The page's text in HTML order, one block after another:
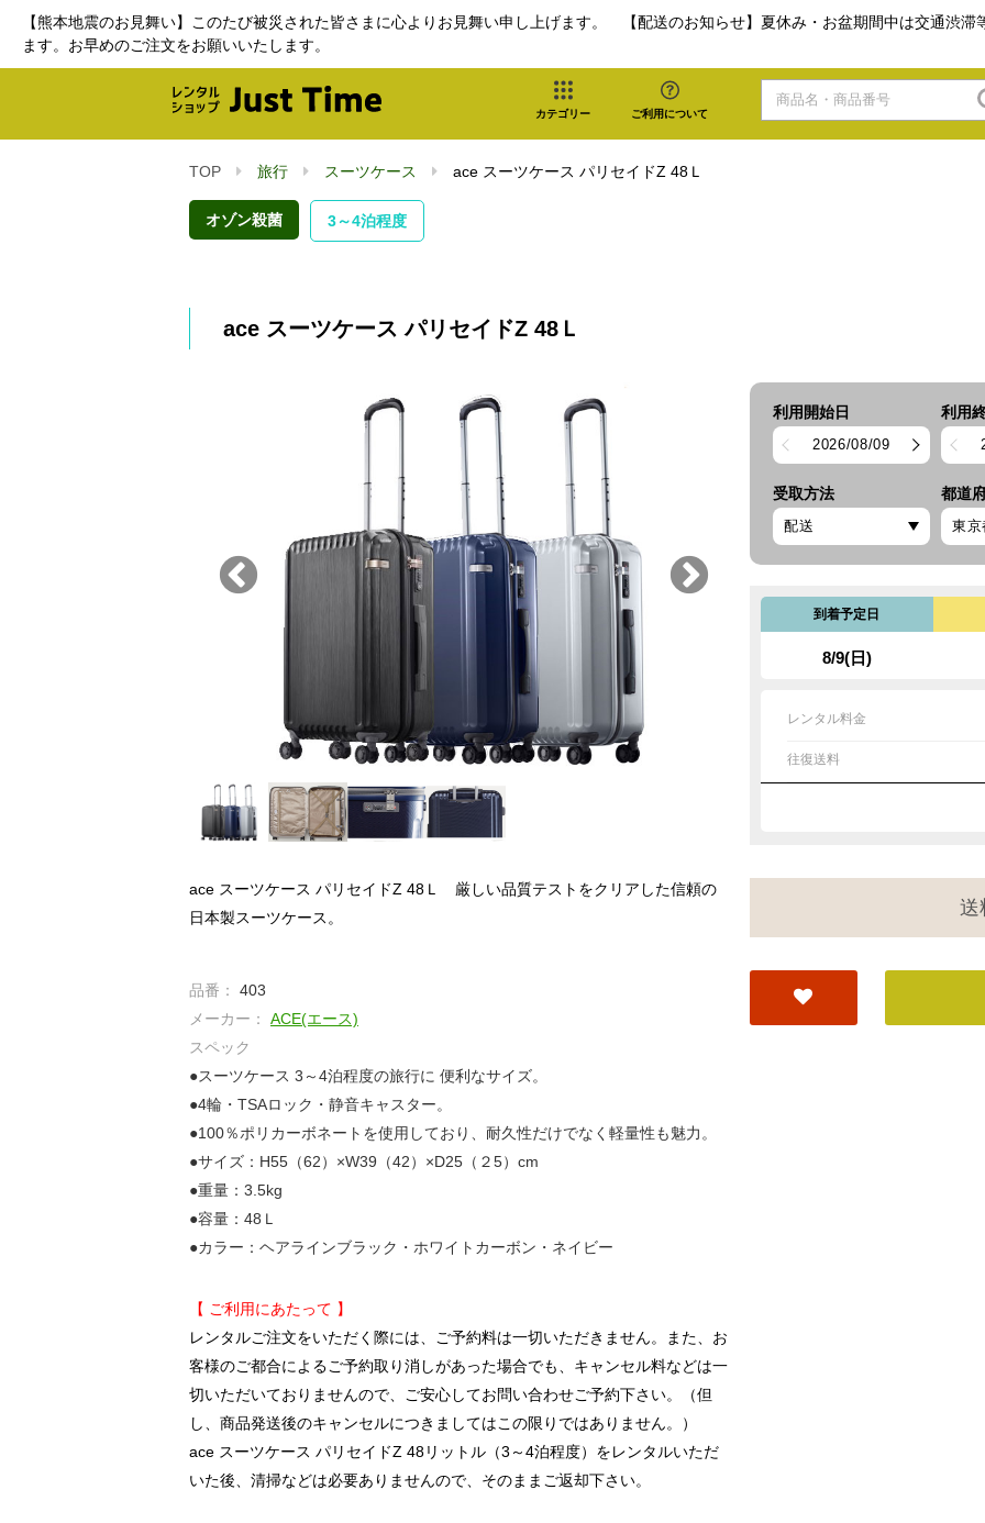
【熊本地震のお見舞い】このたび被災された皆さまに心よりお見舞い申し上げます。 【配送のお知らせ】夏休み・お盆期間中は交通渋
ます。お早めのご注文をお願いいたします。
カテゴリー ご利用について
TOP 旅行 スーツケース ace スーツケース パリセイドZ 48Ｌ
オゾン殺菌 3～4泊程度
ace スーツケース パリセイドZ 48Ｌ
ace スーツケース パリセイドZ 48Ｌ 厳しい品質テストをクリアした信頼の
日本製スーツケース。
品番：
403
メーカー：
ACE(エース)
スペック
●スーツケース 3～4泊程度の旅行に 便利なサイズ。
●4輪・TSAロック・静音キャスター。
●100％ポリカーボネートを使用しており、耐久性だけでなく軽量性も魅力。
●サイズ：H55（62）×W39（42）×D25（２5）cm
●重量：3.5kg
●容量：48Ｌ
●カラー：ヘアラインブラック・ホワイトカーボン・ネイビー
【 ご利用にあたって 】
レンタルご注文をいただく際には、ご予約料は一切いただきません。また、お
客様のご都合によるご予約取り消しがあった場合でも、キャンセル料などは一
切いただいておりませんので、ご安心してお問い合わせご予約下さい。（但
し、商品発送後のキャンセルにつきましてはこの限りではありません。）
ace スーツケース パリセイドZ 48リットル（3～4泊程度）をレンタルいただ
いた後、清掃などは必要ありませんので、そのままご返却下さい。
利用開始日
2026/08/09
利用
受取方法 都道
到着予定日
8/9(日)
レンタル料金
往復送料
送